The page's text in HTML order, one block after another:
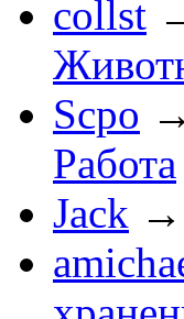
collst
Scpo →
Работа
Jack →